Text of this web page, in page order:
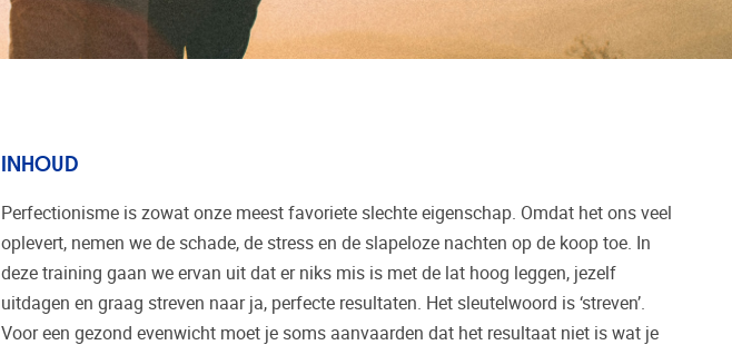
INHOUD
Perfectionisme is zowat onze meest favoriete slechte eigenschap. Omdat het ons veel
oplevert, nemen we de schade, de stress en de slapeloze nachten op de koop toe. In
deze training gaan we ervan uit dat er niks mis is met de lat hoog leggen, jezelf
uitdagen en graag streven naar ja, perfecte resultaten. Het sleutelwoord is ‘streven’.
Voor een gezond evenwicht moet je soms aanvaarden dat het resultaat niet is wat je